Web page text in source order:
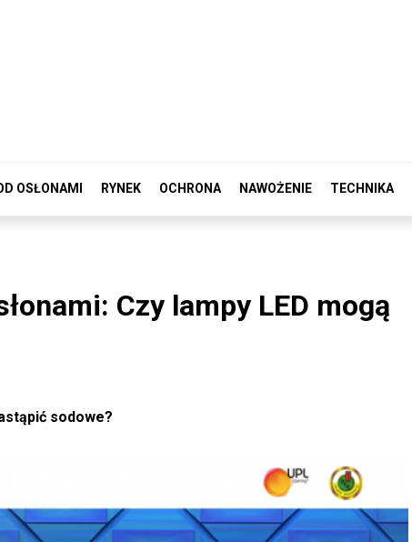
OSŁONAMI RYNEK OCHRONA NAWOŻENIE TECHNIKA
Czy lampy LED mogą
sodowe?